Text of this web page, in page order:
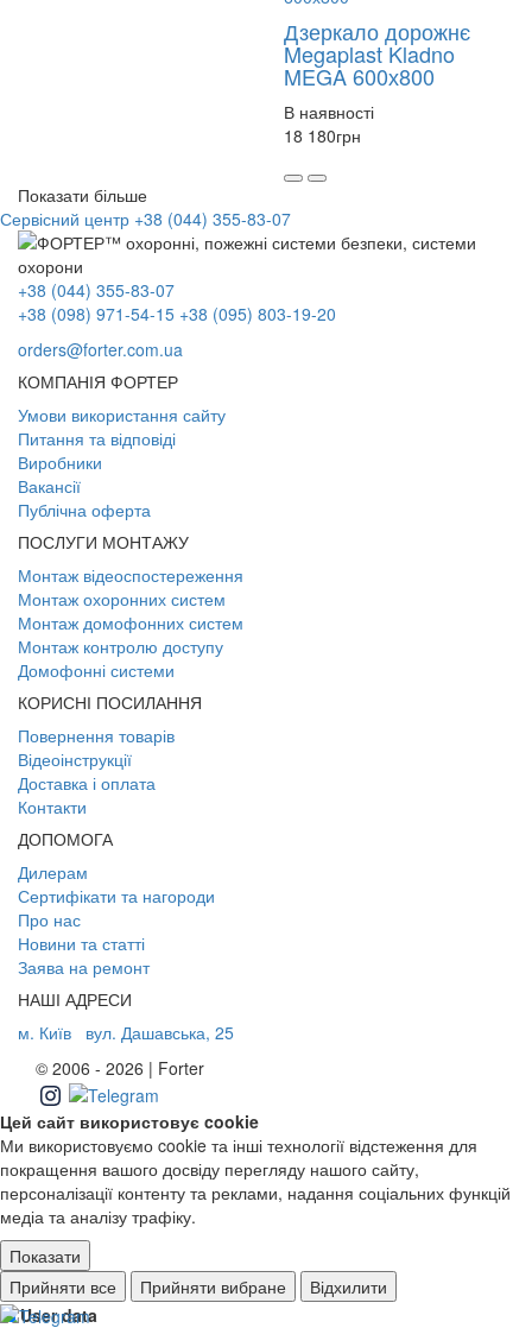
Дзеркало дорожнє
Megaplast Kladno
MEGA 600х800
В наявності
18 180грн
Показати більше
Сервісний центр +38 (044) 355-83-07
+38 (044) 355-83-07
+38 (098) 971-54-15 +38 (095) 803-19-20
orders@forter.com.ua
КОМПАНІЯ ФОРТЕР
Умови використання сайту
Питання та відповіді
Виробники
Вакансії
Публічна оферта
ПОСЛУГИ МОНТАЖУ
Монтаж відеоспостереження
Монтаж охоронних систем
Монтаж домофонних систем
Монтаж контролю доступу
Домофонні системи
КОРИСНІ ПОСИЛАННЯ
Повернення товарів
Відеоінструкції
Доставка і оплата
Контакти
ДОПОМОГА
Дилерам
Сертифікати та нагороди
Про нас
Новини та статті
Заява на ремонт
НАШІ АДРЕСИ
м. Київ
вул. Дашавська, 25
© 2006 - 2026 | Forter
Цей сайт використовує cookie
Ми використовуємо cookie та інші технології відстеження для
покращення вашого досвіду перегляду нашого сайту,
персоналізації контенту та реклами, надання соціальних функцій
медіа та аналізу трафіку.
Показати
Ad storage
User data
Прийняти все Прийняти вибране Відхилити